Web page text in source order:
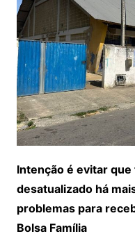
Intenção é evitar
desatualizado há
problemas para
Bolsa Família